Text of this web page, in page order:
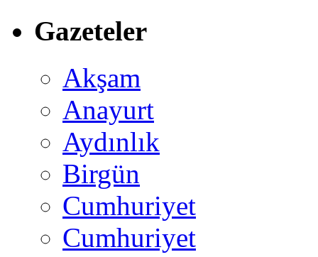
Gazeteler
Akşam
Anayurt
Aydınlık
Birgün
Cumhuriyet
Cumhuriyet